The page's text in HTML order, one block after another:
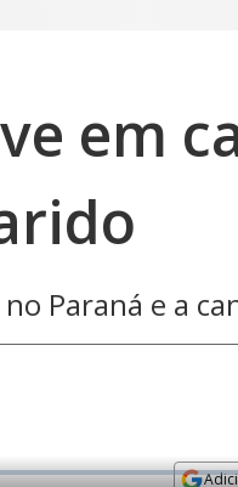
em
Paraná e a